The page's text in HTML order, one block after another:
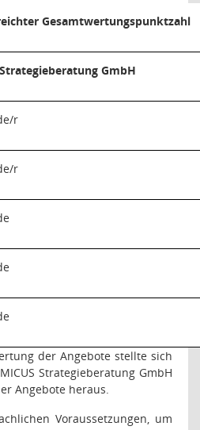
Gesamtwertungspunktzahl
GmbH
r
r
der Angebote stellte sich
Strategieberatung GmbH
Angebote heraus.
Voraussetzungen, um